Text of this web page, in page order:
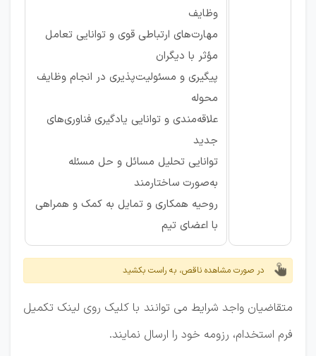
وظایف
مهارت‌های ارتباطی قوی و توانایی تعامل
مؤثر با دیگران
پیگیری و مسئولیت‌پذیری در انجام وظایف
محوله
علاقه‌مندی و توانایی یادگیری فناوری‌های
جدید
توانایی تحلیل مسائل و حل مسئله
به‌صورت ساختارمند
روحیه همکاری و تمایل به کمک و همراهی
با اعضای تیم
در صورت مشاهده ناقص، به راست بکشید
متقاضیان واجد شرایط می توانند با کلیک روی لینک تکمیل
فرم استخدام، رزومه خود را ارسال نمایند.